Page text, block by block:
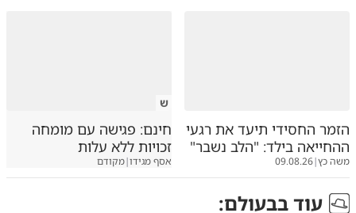
הזמר החסידי תיעד את רגעי
ההחייאה בילד: "הלב נשבר"
משה כץ|
09.08.26
ש
חינם: פגישה עם מומחה
זכויות ללא עלות
אסף מגידו|מקודם
עוד בבעולם: